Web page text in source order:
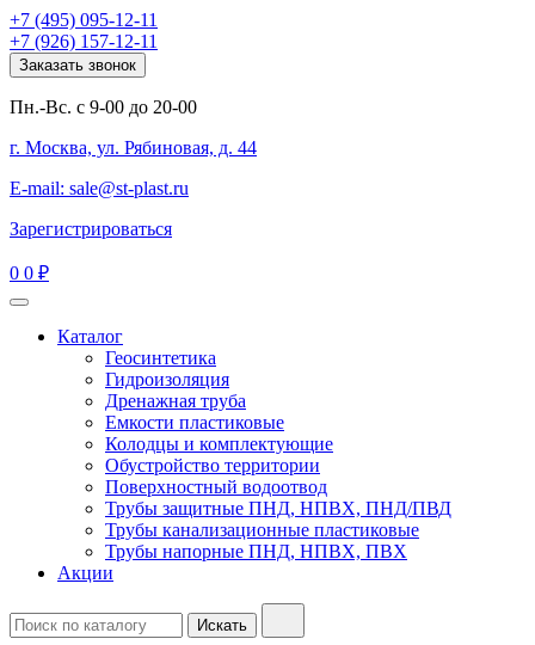
+7 (495) 095-12-11
+7 (926) 157-12-11
Заказать звонок
Пн.-Вс. с 9-00 до 20-00
г. Москва, ул. Рябиновая, д. 44
E-mail: sale@st-plast.ru
Зарегистрироваться
0 0 ₽
Каталог
Геосинтетика
Гидроизоляция
Дренажная труба
Емкости пластиковые
Колодцы и комплектующие
Обустройство территории
Поверхностный водоотвод
Трубы защитные ПНД, НПВХ, ПНД/ПВД
Трубы канализационные пластиковые
Трубы напорные ПНД, НПВХ, ПВХ
Акции